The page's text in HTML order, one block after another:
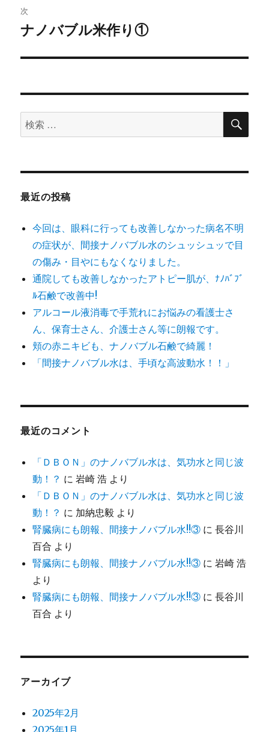
ー
シ
ン
次
次
投
ナノバブル米作り①
検
索
象:
検
最近の投稿
今回は、眼科に行っても改善しなかった病名不明
の症状が、間接ナノバブル水のシュッシュッで目
の傷み・目やにもなくなりました。
通院しても改善しなかったアトピー肌が、ﾅﾉﾊﾞﾌﾞ
ﾙ石鹸で改善中!
アルコール液消毒で手荒れにお悩みの看護士さ
ん、保育士さん、介護士さん等に朗報です。
頬の赤ニキビも、ナノバブル石鹸で綺麗！
「間接ナノバブル水は、手頃な高波動水！！」
最近のコメント
「ＤＢＯＮ」のナノバブル水は、気功水と同じ波
動！？ に岩崎 浩 より
「ＤＢＯＮ」のナノバブル水は、気功水と同じ波
動！？ に 加納忠毅 より
腎臓病にも朗報、間接ナノバブル水!!③ に長谷川
百合 より
腎臓病にも朗報、間接ナノバブル水!!③ に岩崎 浩
より
腎臓病にも朗報、間接ナノバブル水!!③ に長谷川
百合 より
アーカイブ
2025年2月
2025年1月